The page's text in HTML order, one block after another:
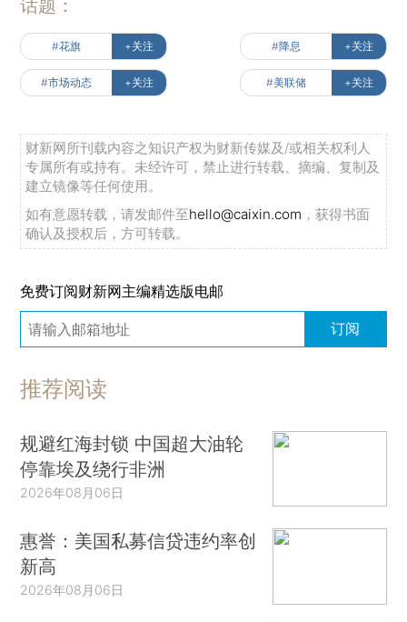
话题：
#花旗 +关注 #降息 +关注
#市场动态 +关注 #美联储 +关注
财新网所刊载内容之知识产权为财新传媒及/或相关权利人
专属所有或持有。未经许可，禁止进行转载、摘编、复制及
建立镜像等任何使用。
如有意愿转载，请发邮件至hello@caixin.com ，获得书面
确认及授权后，方可转载。
免费订阅财新网主编精选版电邮
订阅
推荐阅读
规避红海封锁 中国超大油轮
停靠埃及绕行非洲
2026年08月06日
惠誉：美国私募信贷违约率创
新高
2026年08月06日